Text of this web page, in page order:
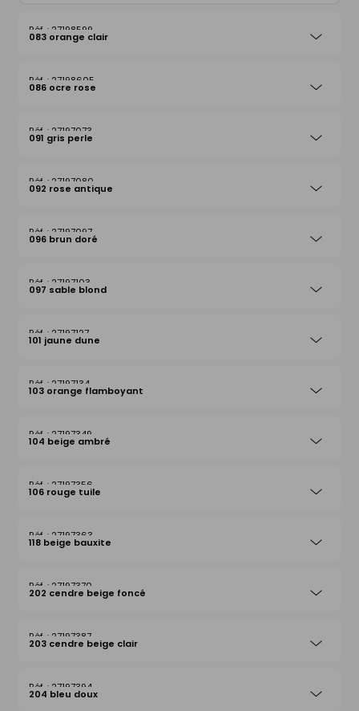
27198599
083 orange clair
27198605
086 ocre rose
27197073
091 gris perle
27197080
092 rose antique
27197097
096 brun doré
27197103
097 sable blond
27197127
101 jaune dune
27197134
103 orange flamboyant
27197349
104 beige ambré
27197356
106 rouge tuile
27197363
118 beige bauxite
27197370
202 cendre beige foncé
27197387
203 cendre beige clair
27197394
204 bleu doux